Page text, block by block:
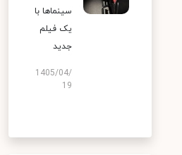
سینماها با
یک فیلم
جدید
1405/04/
19